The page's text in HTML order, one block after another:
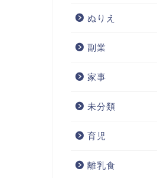
ぬりえ
副業
家事
未分類
育児
離乳食